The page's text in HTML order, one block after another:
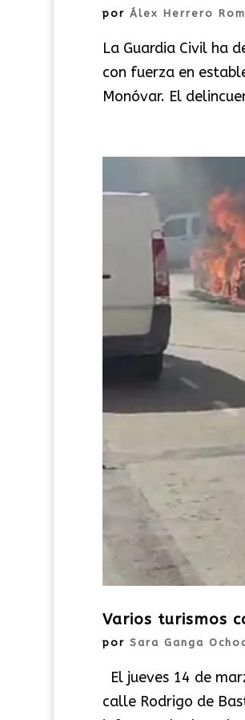
por Álex Herrero
La Guardia Civil ha
con fuerza en
Monóvar. El
Varios turismos
por Sara Ganga
El jueves 14 de
calle Rodrigo de